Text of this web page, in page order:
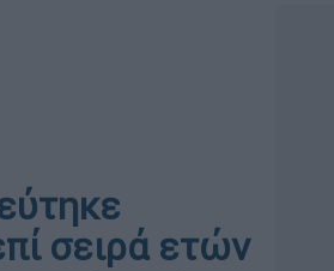
σειρά ετών